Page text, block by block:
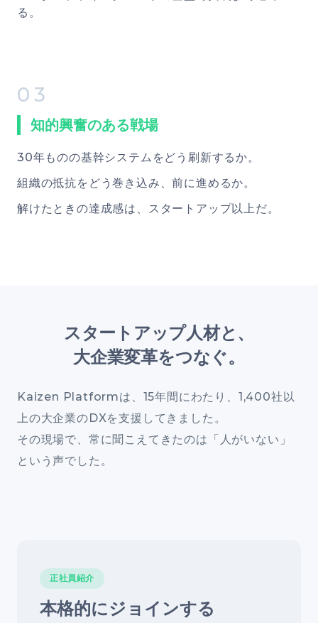
る。
03
知的興奮のある戦場
30年ものの基幹システムをどう刷新するか。
組織の抵抗をどう巻き込み、前に進めるか。
解けたときの達成感は、スタートアップ以上だ。
スタートアップ人材と、
大企業変革をつなぐ。
Kaizen Platformは、15年間にわたり、1,400社以
上の大企業のDXを支援してきました。
その現場で、常に聞こえてきたのは「人がいない」
という声でした。
正社員紹介
本格的にジョインする